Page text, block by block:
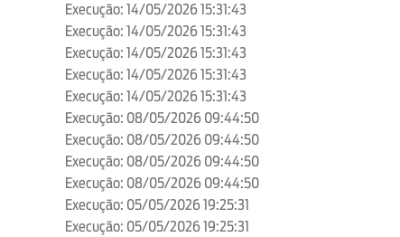
Execução: 14/05/2026 15:31:43
Execução: 14/05/2026 15:31:43
Execução: 14/05/2026 15:31:43
Execução: 14/05/2026 15:31:43
Execução: 14/05/2026 15:31:43
Execução: 08/05/2026 09:44:50
Execução: 08/05/2026 09:44:50
Execução: 08/05/2026 09:44:50
Execução: 08/05/2026 09:44:50
Execução: 05/05/2026 19:25:31
Execução: 05/05/2026 19:25:31